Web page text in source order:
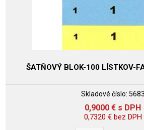
ŠATŇOVÝ BLOK-100 LÍSTKOV-
Skladové číslo: 5683
0,9000 € s DPH
0,7320 €bez DPH